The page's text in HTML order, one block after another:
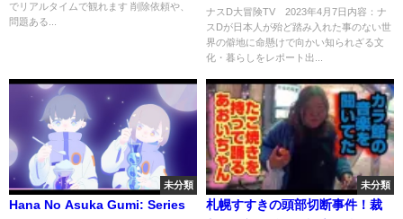
でリアルタイムで観れます 削除依頼や、
問題ある...
ナスD大冒険TV 2023年4月7日内容：ナ
スDが日本人が殆ど踏み入れた事のない世
界の僻地に命懸けで向かい知られざる文
化・暮らしをレポート出...
未分類
Hana No Asuka Gumi: Series
未分類
札幌すすきの頭部切断事件！裁